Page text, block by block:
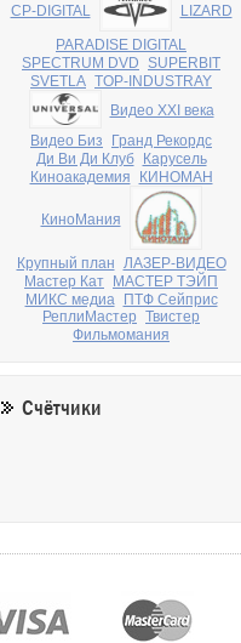
CP-DIGITAL LIZARD
PARADISE DIGITAL
SPECTRUM DVD SUPERBIT
SVETLA TOP-INDUSTRAY
Видео XXI века
Видео Биз
Гранд Рекордс
Ди Ви Ди Клуб
Карусель
Киноакадемия
КИНОМАН
КиноМания
Крупный план ЛАЗЕР-ВИДЕО
Мастер Кат МАСТЕР ТЭЙП
МИКС медиа
ПТФ Сейприс
РеплиМастер Твистер
Фильмомания
Счётчики